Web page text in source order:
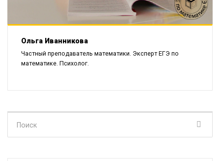
Ольга Иванникова
Частный преподаватель математики. Эксперт ЕГЭ по
математике. Психолог.
для: